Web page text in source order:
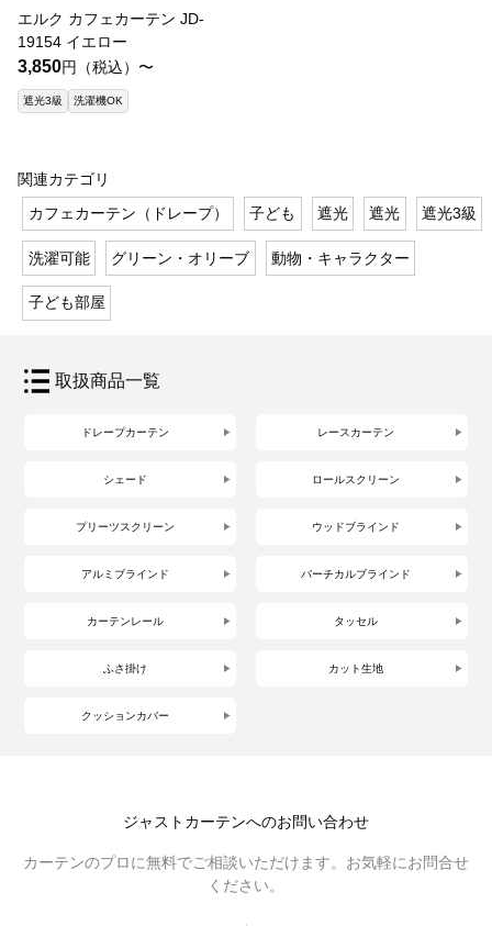
エルク カフェカーテン JD-
19154 イエロー
3,850円（税込）〜
遮光3級 洗濯機OK
関連カテゴリ
カフェカーテン（ドレープ）
子ども 遮光 遮光 遮光3級
洗濯可能 グリーン・オリーブ 動物・キャラクター
子ども部屋
取扱商品一覧
ドレープカーテン レースカーテン
シェード ロールスクリーン
プリーツスクリーン ウッドブラインド
アルミブラインド バーチカルブラインド
カーテンレール タッセル
ふさ掛け カット生地
クッションカバー
ジャストカーテンへのお問い合わせ
カーテンのプロに無料でご相談いただけます。お気軽にお問合せ
ください。